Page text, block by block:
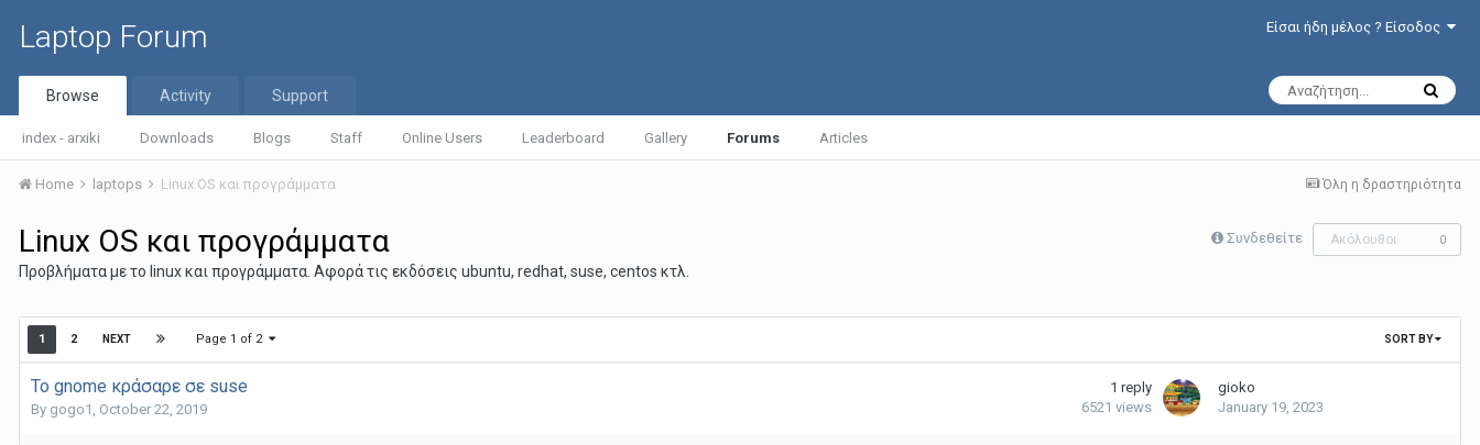
Laptop Forum Είσαι ήδη μέλος ? Είσοδος
Browse
index - arxiki Downloads Blogs Staff Online Users Leaderboard Gallery Forums Articles
Activity Support
Όλη η δραστηριότητα
Home laptops Linux OS και προγράμματα
Linux OS και προγράμματα Συνδεθείτε Ακόλουθοι 0
Προβλήματα με το linux και προγράμματα. Αφορά τις εκδόσεις ubuntu, redhat, suse, centos κτλ.
SORT BY
1 2 NEXT Page 1 of 2
Το gnome κράσαρε σε suse
By gogo1 , October 22, 2019
1 reply
6521 views
gioko
January 19, 2023